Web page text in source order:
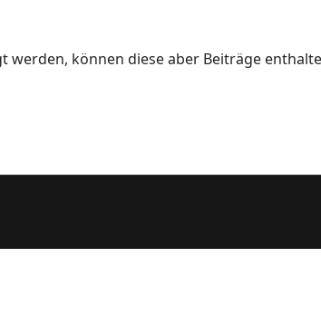
werden, können diese aber Beiträge